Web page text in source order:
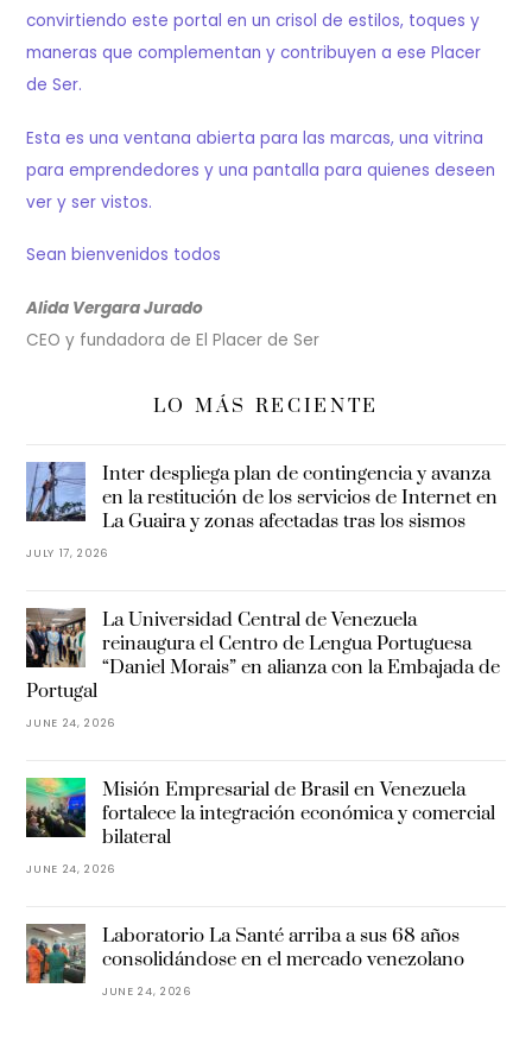
convirtiendo este portal en un crisol de estilos, toques y
maneras que complementan y contribuyen a ese Placer
de Ser.
Esta es una ventana abierta para las marcas, una vitrina
para emprendedores y una pantalla para quienes deseen
ver y ser vistos.
Sean bienvenidos todos
Alida Vergara Jurado
CEO y fundadora de El Placer de Ser
LO MÁS RECIENTE
Inter despliega plan de contingencia y avanza
en la restitución de los servicios de Internet en
La Guaira y zonas afectadas tras los sismos
JULY 17, 2026
La Universidad Central de Venezuela
reinaugura el Centro de Lengua Portuguesa
“Daniel Morais” en alianza con la Embajada de
Portugal
JUNE 24, 2026
Misión Empresarial de Brasil en Venezuela
fortalece la integración económica y comercial
bilateral
JUNE 24, 2026
Laboratorio La Santé arriba a sus 68 años
consolidándose en el mercado venezolano
JUNE 24, 2026